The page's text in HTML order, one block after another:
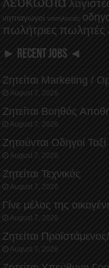
νηπιαγωγοί νοσηλευτές
πωλήτριες πωλητές
► RECENT JOBS ◄
Ζητείται Marketing /
August 7, 2026
Ζητείται Βοηθός
August 7, 2026
Ζητούνται Οδηγοί Ταξί
August 7, 2026
Ζητείται Τεχνικός
August 7, 2026
Γίνε μέλος της
August 7, 2026
Ζητείται
August 7, 2026